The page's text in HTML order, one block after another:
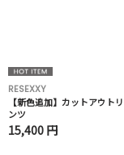
RESEXXY
【新色追加】カットアウト
ンツ
15,400 円